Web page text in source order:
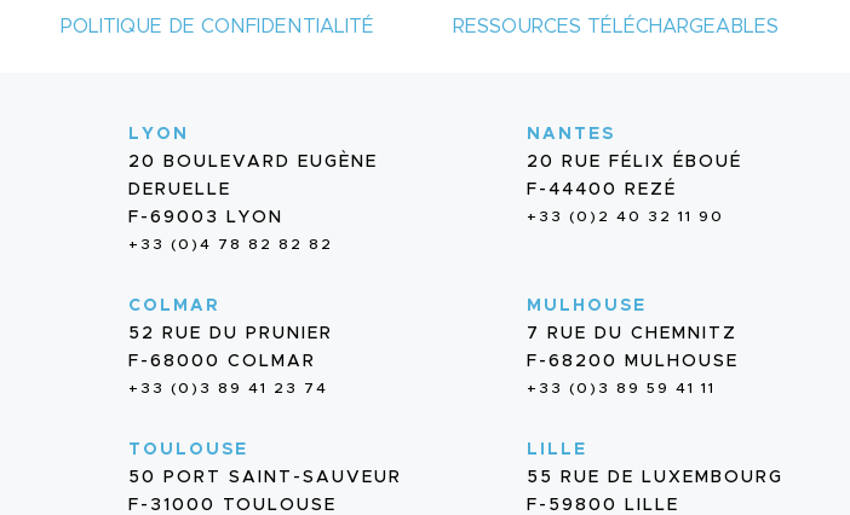
POLITIQUE DE CONFIDENTIALITÉ RESSOURCES TÉLÉCHARGEABLES
LYON
20 BOULEVARD EUGÈNE
DERUELLE
F-69003 LYON
+33 (0)4 78 82 82 82
NANTES
20 RUE FÉLIX ÉBOUÉ
F-44400 REZÉ
+33 (0)2 40 32 11 90
COLMAR
52 RUE DU PRUNIER
F-68000 COLMAR
+33 (0)3 89 41 23 74
MULHOUSE
7 RUE DU CHEMNITZ
F-68200 MULHOUSE
+33 (0)3 89 59 41 11
TOULOUSE
50 PORT SAINT-SAUVEUR
F-31000 TOULOUSE
LILLE
55 RUE DE LUXEMBOURG
F-59800 LILLE